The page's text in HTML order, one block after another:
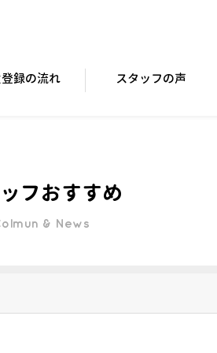
録の流れ スタッフの声
フおすすめ
& News